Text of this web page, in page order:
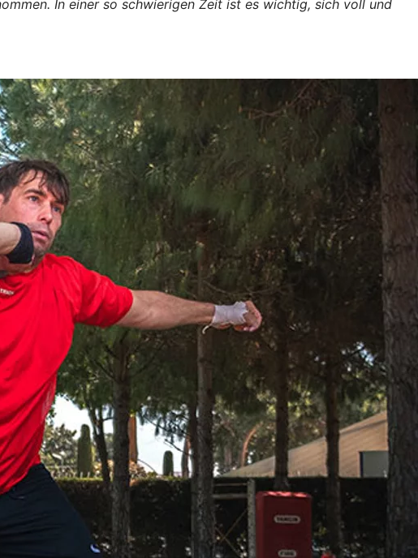
In einer so schwierigen Zeit ist es wichtig, sich voll und